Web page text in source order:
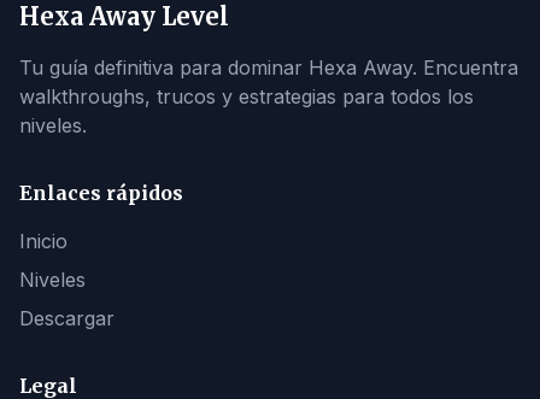
Hexa Away Level
Tu guía definitiva para dominar Hexa Away. Encuentra
walkthroughs, trucos y estrategias para todos los
niveles.
Enlaces rápidos
Inicio
Niveles
Descargar
Legal